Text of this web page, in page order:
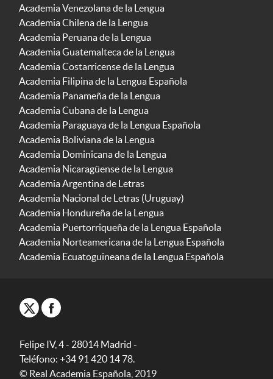
Academia Venezolana de la Lengua
Academia Chilena de la Lengua
Academia Peruana de la Lengua
Academia Guatemalteca de la Lengua
Academia Costarricense de la Lengua
Academia Filipina de la Lengua Española
Academia Panameña de la Lengua
Academia Cubana de la Lengua
Academia Paraguaya de la Lengua Española
Academia Boliviana de la Lengua
Academia Dominicana de la Lengua
Academia Nicaragüense de la Lengua
Academia Argentina de Letras
Academia Nacional de Letras (Uruguay)
Academia Hondureña de la Lengua
Academia Puertorriqueña de la Lengua Española
Academia Norteamericana de la Lengua Española
Academia Ecuatoguineana de la Lengua Española
Felipe IV, 4 - 28014 Madrid -
Teléfono: +34 91 420 14 78.
© Real Academia Española, 2019